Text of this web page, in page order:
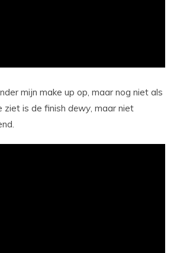
mijn make up op, maar nog niet als
ziet is de finish dewy, maar niet